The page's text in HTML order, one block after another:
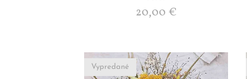
20,00 €
Vypredané